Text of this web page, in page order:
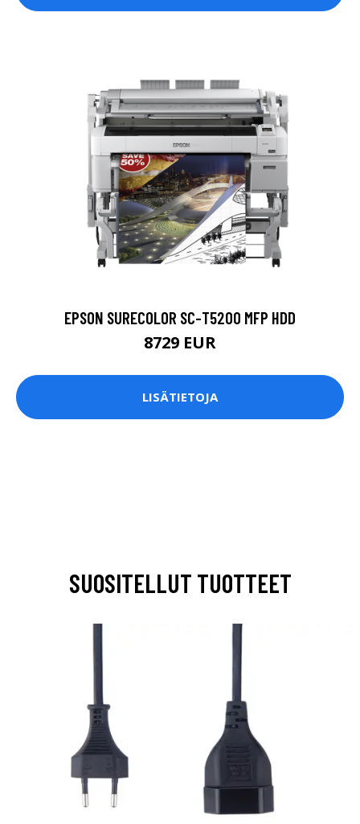
EPSON SURECOLOR SC-T5200 MFP HDD
8729 EUR
LISÄTIETOJA
SUOSITELLUT TUOTTEET